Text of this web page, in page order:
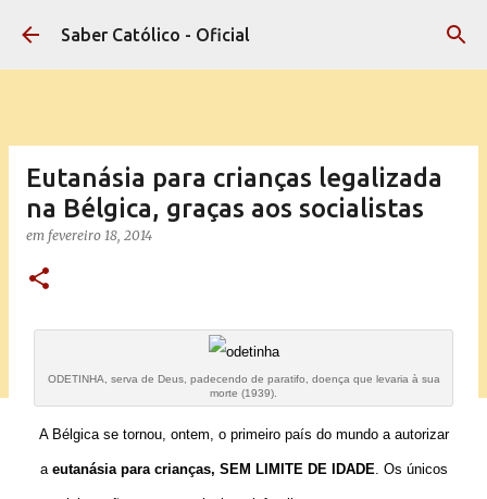
Pular para o conteúdo principal
Saber Católico - Oficial
Eutanásia para crianças legalizada
na Bélgica, graças aos socialistas
em fevereiro 18, 2014
ODETINHA, serva de Deus, padecendo de paratifo, doença que levaria à sua
morte (1939).
A Bélgica se tornou, ontem, o primeiro país do mundo a autorizar
a eutanásia para crianças, SEM LIMITE DE IDADE. Os únicos